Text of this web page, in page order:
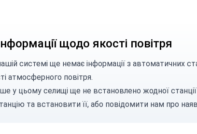
щодо якості повітря
системі ще немає інформації з автоматичних
атмосферного повітря.
у цьому селищі ще не встановлено жодної
та встановити її, або повідомити нампро